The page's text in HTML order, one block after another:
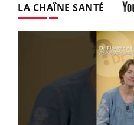
LA CHAÎNE SANTÉ